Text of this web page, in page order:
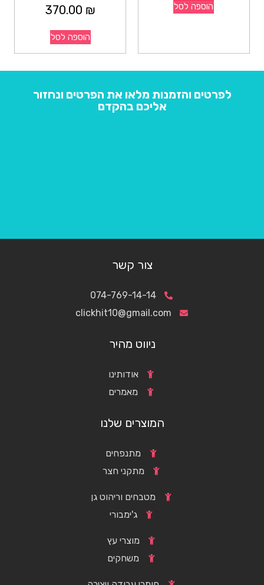
הוספה לסל 370.00 ₪
הוספה לסל
לפרטים והזמנות מלאו את הפרטים ונחזור
אליכם בהקדם
צור קשר
074-769-14-14
clickhit10@gmail.com
ניווט מהיר
אודותינו
מאמרים
המוצרים שלנו
מתנפחים
מתקני חצר
מטבחים וריהוט גן
ג'ימבורי
מוצרי עץ
משחקים